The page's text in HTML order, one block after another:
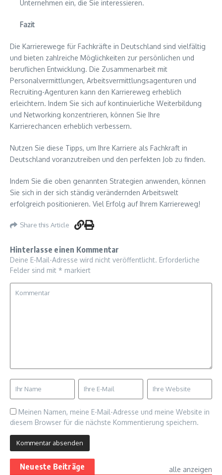
Unternehmen ein, die Sie interessieren.
Fazit
Die Karrierewege für Fachkräfte in Deutschland sind vielfältig
und bieten zahlreiche Möglichkeiten zur persönlichen und
beruflichen Entwicklung. Die Zusammenarbeit mit
Personalvermittlungen, Arbeitsvermittlungsagenturen und
Recruiting-Agenturen kann den Karriereweg erheblich
erleichtern. Indem Sie sich auf kontinuierliche Weiterbildung
und Networking konzentrieren, können Sie Ihre
Karrierechancen erheblich verbessern.
Nutzen Sie diese Tipps, um Ihre Karriere als Fachkraft in
Deutschland voranzutreiben und den perfekten Job zu finden.
Indem Sie die oben genannten Strategien anwenden, können
Sie sich in der sich ständig verändernden Arbeitswelt
erfolgreich positionieren. Viel Erfolg auf Ihrem Karriereweg!
Share this Article
Hinterlasse einen Kommentar
Deine E-Mail-Adresse wird nicht veröffentlicht. Erforderliche
Felder sind mit * markiert
Meinen Namen, meine E-Mail-Adresse und meine Website in
diesem Browser für die nächste Kommentierung speichern.
Neueste Beiträge alle anzeigen